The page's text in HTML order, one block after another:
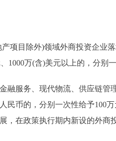
目除外)领域外商投资企业落
1000万(含)美元以上的，分别
服务、现代物流、供应链管
民币的，分别一次性给予100
，在政策执行期内新设的外商